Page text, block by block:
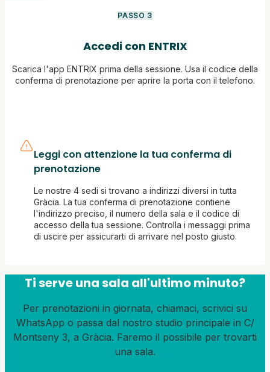
PASSO 3
Accedi con ENTRIX
Scarica l'app ENTRIX prima della sessione. Usa il codice della
conferma di prenotazione per aprire la porta con il telefono.
Leggi con attenzione la tua conferma di
prenotazione
Le nostre 4 sedi si trovano a indirizzi diversi in tutta
Gràcia. La tua conferma di prenotazione contiene
l'indirizzo preciso, il numero della sala e il codice di
accesso della tua sessione. Controlla i messaggi prima
di uscire per assicurarti di arrivare nel posto giusto.
Ti serve una sala all'ultimo minuto?
Per prenotazioni in giornata, chiamaci, scrivici su
WhatsApp o passa dal nostro studio principale in C/
Montseny 3, a Gràcia. Faremo il possibile per trovarti
una sala.